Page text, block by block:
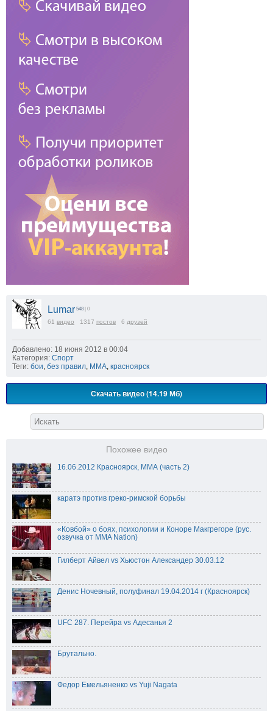
Lumar 548 | 0
61 видео 1317 постов 6 друзей
Добавлено: 18 июня 2012 в 00:04
Категория: Спорт
Теги: бои, без правил, ММА, красноярск
Скачать видео (14.19 Мб)
Похожее видео
16.06.2012 Красноярск, ММА (часть 2)
каратэ против греко-римской борьбы
«Ковбой» о боях, психологии и Коноре Макгрегоре (рус.
озвучка от MMA Nation)
Гилберт Айвел vs Хьюстон Александер 30.03.12
Денис Ночевный, полуфинал 19.04.2014 г (Красноярск)
UFC 287. Перейра vs Адесанья 2
Брутально.
Федор Емельяненко vs Yuji Nagata